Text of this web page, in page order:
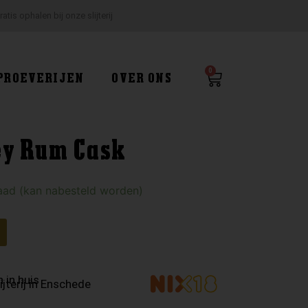
OVER ONS
0
Winkelwagen
Rum Cask
(kan nabesteld worden)
in huisin Enschede